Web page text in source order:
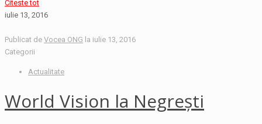
Citeste tot
iulie 13, 2016
Publicat de Vocea ONG la iulie 13, 2016
Categorii
Actualitate
World Vision la Negrești